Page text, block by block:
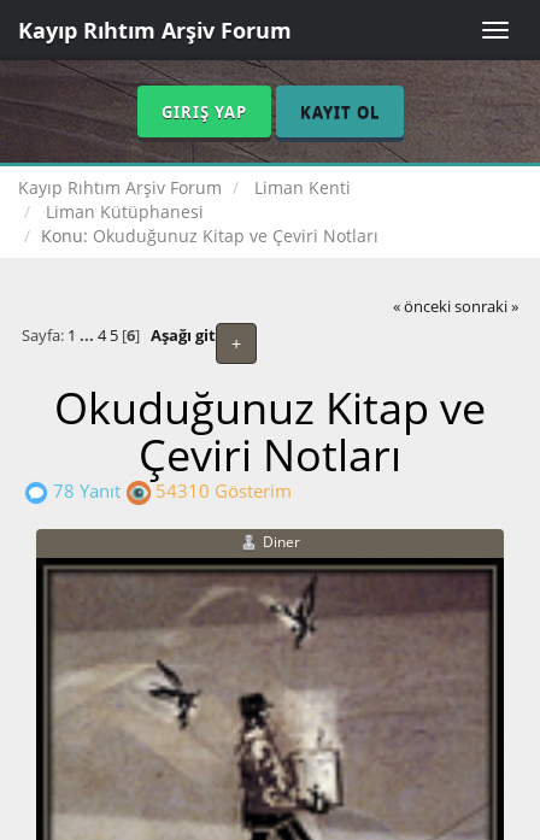
Toggle
Kayıp Rıhtım Arşiv Forum
GIRIŞ YAP KAYIT OL
Kayıp Rıhtım Arşiv Forum
Liman Kenti
Liman Kütüphanesi
Konu: Okuduğunuz Kitap ve Çeviri Notları
« önceki sonraki »
+
Sayfa: 1 ... 4 5[6] Aşağı git
Okuduğunuz Kitap ve
Çeviri Notları
78 Yanıt 54310 Gösterim
Diner